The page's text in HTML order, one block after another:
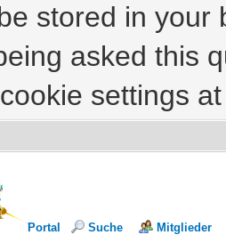
stored in
asked this
settings
Portal Suche Mitglieder